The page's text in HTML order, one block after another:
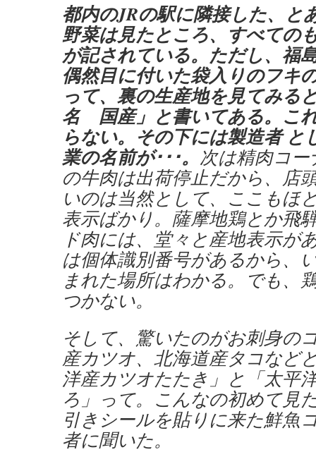
都内のJRの駅に隣接した、と
野菜は見たところ、すべての
が記されている。ただし、福
偶然目に付いた袋入りのフキ
って、裏の生産地を見てみる
名 国産」と書いてある。こ
らない。その下には製造者 と
業の名前が･･･。 次は精肉コ
の牛肉は出荷停止だから、店
いのは当然として、ここもほ
表示ばかり。薩摩地鶏とか飛
ド肉には、堂々と産地表示が
は個体識別番号があるから、
まれた場所はわかる。でも、
つかない。
そして、驚いたのがお刺身の
産カツオ、北海道産タコなど
洋産カツオたたき」と「太平
ろ」って。こんなの初めて見
引きシールを貼りに来た鮮魚
者に聞いた。